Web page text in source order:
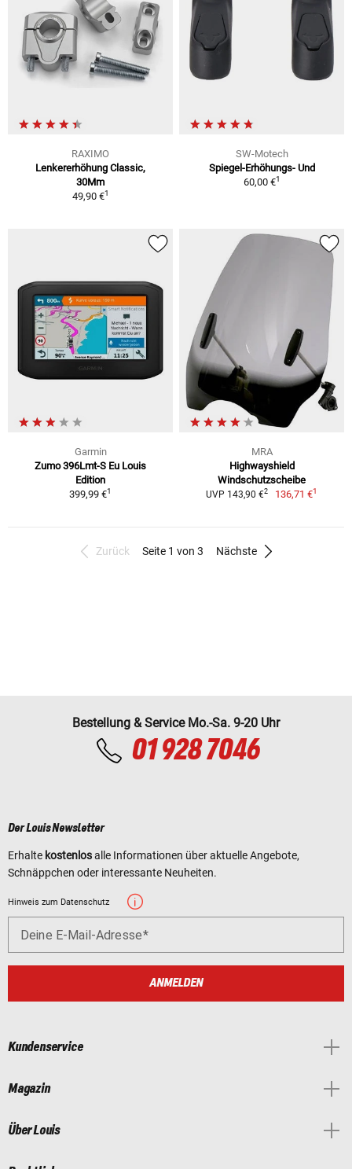
RAXIMO
Lenkererhöhung Classic,
30Mm
49,90 €1
SW-Motech
Spiegel-Erhöhungs- Und
60,00 €1
Garmin
Zumo 396Lmt-S Eu Louis
Edition
399,99 €1
MRA
Highwayshield
Windschutzscheibe
UVP 143,90 €2 136,71 €1
Zurück Seite 1 von 3 Nächste
Bestellung & Service Mo.-Sa. 9-20 Uhr
01 928 7046
Der Louis Newsletter
Erhalte kostenlosalle Informationen über aktuelle Angebote,
Schnäppchen oder interessante Neuheiten.
Hinweis zum Datenschutz
Deine E-Mail-Adresse
ANMELDEN
Kundenservice
Magazin
Über Louis